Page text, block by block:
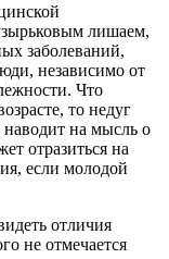
лишаем,
заболеваний,
независимо от
Что
то недуг
наводит на мысль о
отразиться на
если молодой
отличия
не отмечается